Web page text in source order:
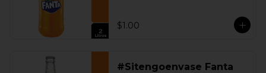
$1.00
#Sitengoenvase Fanta